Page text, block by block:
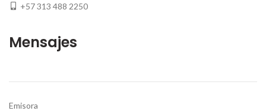
+57 313 488 2250
Mensajes
Emisora